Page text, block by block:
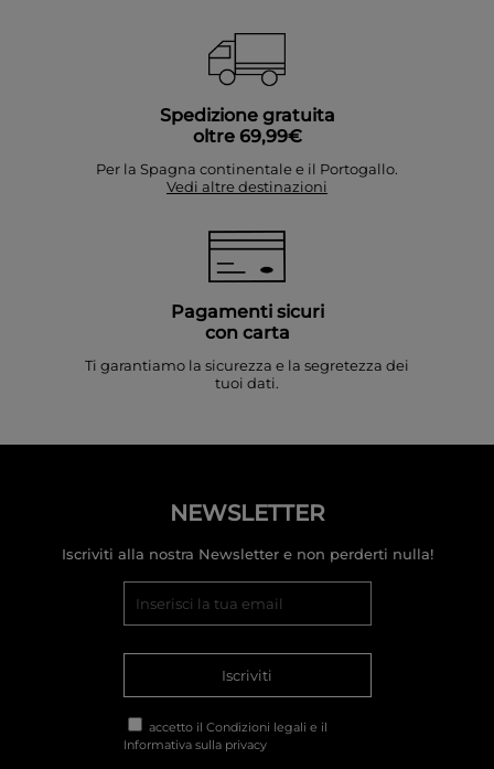
Spedizione gratuita
oltre 69,99€
Per la Spagna continentale e il Portogallo.
Vedi altre destinazioni
Pagamenti sicuri
con carta
Ti garantiamo la sicurezza e la segretezza dei
tuoi dati.
NEWSLETTER
Iscriviti alla nostra Newsletter e non perderti nulla!
Iscriviti
accetto il Condizioni legali e il
Informativa sulla privacy